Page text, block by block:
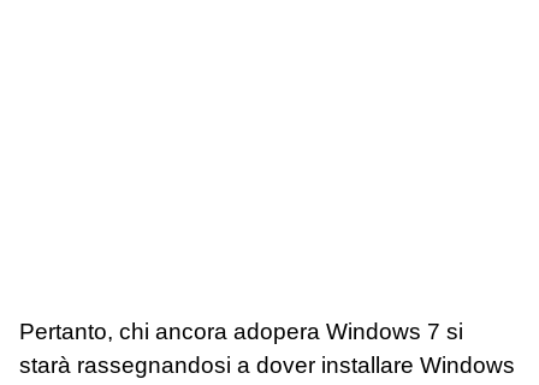
Pertanto, chi ancora adopera Windows 7 si
starà rassegnandosi a dover installare Windows